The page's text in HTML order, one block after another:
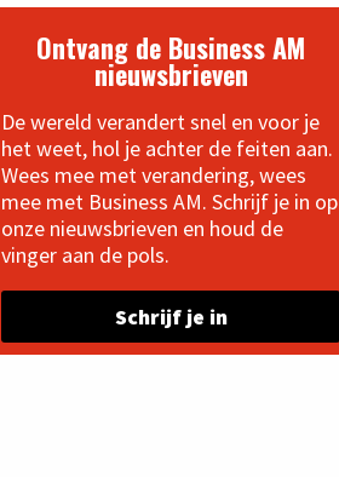
Ontvang de Business AM
nieuwsbrieven
De wereld verandert snel en voor je
het weet, hol je achter de feiten aan.
Wees mee met verandering, wees
mee met Business AM. Schrijf je in op
onze nieuwsbrieven en houd de
vinger aan de pols.
Schrijf je in